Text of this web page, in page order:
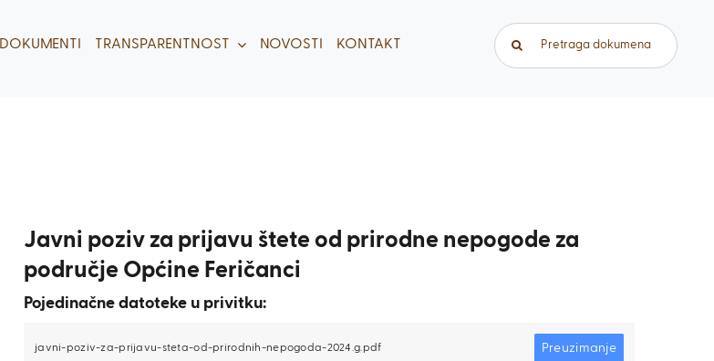
DOKUMENTI TRANSPARENTNOST NOVOSTI KONTAKT Traži...
Javni poziv za prijavu štete od prirodne nepogode za
područje Općine Feričanci
Pojedinačne datoteke u privitku:
javni-poziv-za-prijavu-steta-od-prirodnih-nepogoda-2024.g.pdf Preuzimanje